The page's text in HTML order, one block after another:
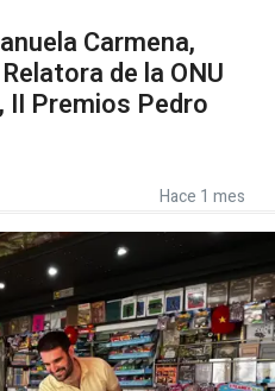
Carmena,
de la ONU
II Premios Pedro
Hace 1 mes